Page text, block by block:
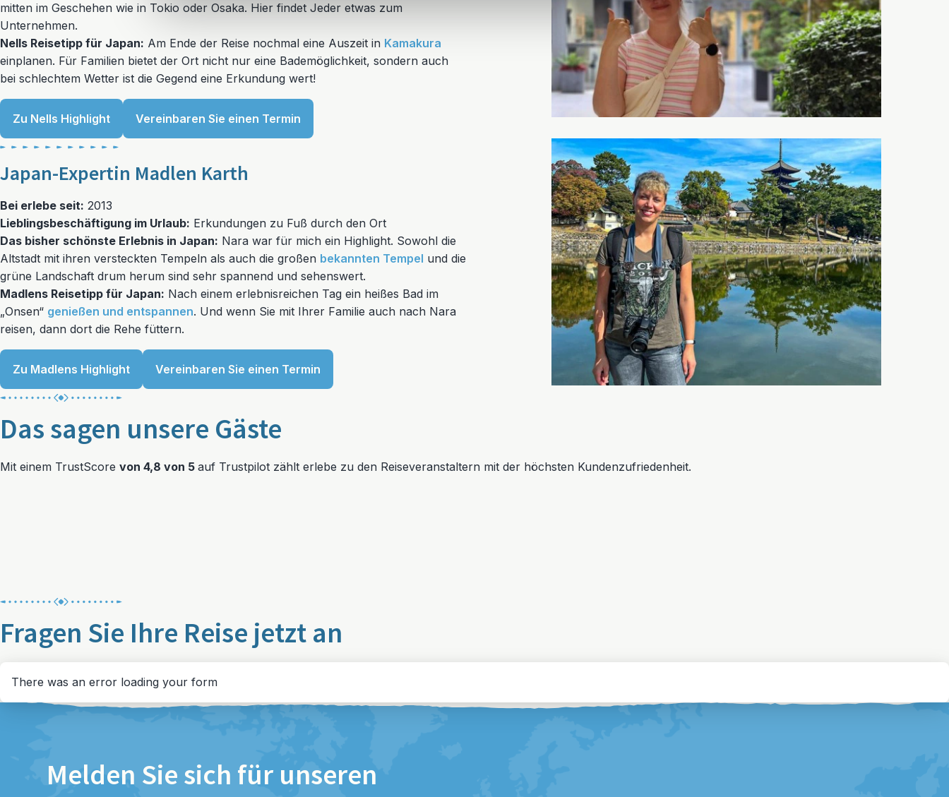
mitten im Geschehen wie in Tokio oder Osaka. Hier findet Jeder etwas zum
Unternehmen.
Nells Reisetipp für Japan: Am Ende der Reise nochmal eine Auszeit in Kamakura
einplanen. Für Familien bietet der Ort nicht nur eine Bademöglichkeit, sondern auch
bei schlechtem Wetter ist die Gegend eine Erkundung wert!
Zu Nells Highlight Vereinbaren Sie einen Termin
Japan-Expertin Madlen Karth
Bei erlebe seit: 2013
Lieblingsbeschäftigung im Urlaub: Erkundungen zu Fuß durch den Ort
Das bisher schönste Erlebnis in Japan: Nara war für mich ein Highlight. Sowohl die
Altstadt mit ihren versteckten Tempeln als auch die großen bekannten Tempel und die
grüne Landschaft drum herum sind sehr spannend und sehenswert.
Madlens Reisetipp für Japan: Nach einem erlebnisreichen Tag ein heißes Bad im
„Onsen“ genießen und entspannen. Und wenn Sie mit Ihrer Familie auch nach Nara
reisen, dann dort die Rehe füttern.
Zu Madlens Highlight Vereinbaren Sie einen Termin
Das sagen unsere Gäste
Mit einem TrustScore von 4,8 von 5 auf Trustpilot zählt erlebe zu den Reiseveranstaltern mit der höchsten Kundenzufriedenheit.
Fragen Sie Ihre Reise jetzt an
There was an error loading your form
Melden Sie sich für unseren